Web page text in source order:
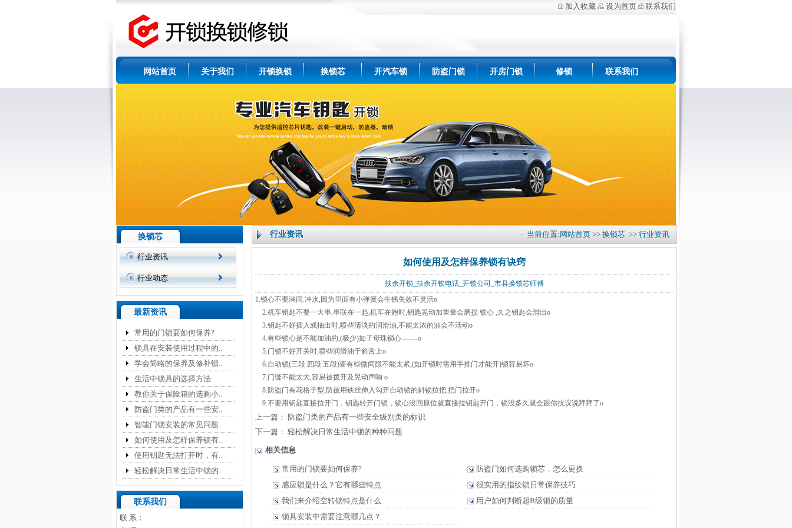
加入收藏 设为首页 联系我们
网站首页 关于我们 开锁换锁 换锁芯 开汽车锁 防盗门锁 开房门锁 修锁 联系我们
换锁芯
行业资讯
行业动态
最新资讯
常用的门锁要如何保养?
锁具在安装使用过程中的..
学会简略的保养及修补锁..
生活中锁具的选择方法
教你关于保险箱的选购小..
防盗门类的产品有一些安..
智能门锁安装的常见问题..
如何使用及怎样保养锁有..
使用钥匙无法打开时，有..
轻松解决日常生活中锁的..
联系我们
联 系：
行业资讯 · 当前位置: 网站首页 >> 换锁芯 >> 行业资讯
如何使用及怎样保养锁有诀窍
扶余开锁_扶余开锁电话_开锁公司_市县换锁芯师傅
1.锁心不要淋雨.冲水,因为里面有小弹簧会生锈失效不灵活o
2.机车钥匙不要一大串,串联在一起,机车在跑时,钥匙晃动加重量会磨损 锁心 ,久之钥匙会滑出o
3.钥匙不好插入或抽出时,喷些清淡的润滑油,不能太浓的油会不活动o
4.有些锁心是不能加油的,(极少)如子母珠锁心-------o
5.门锁不好开关时,喷些润滑油于斜舌上o
6.自动锁(三段.四段.五段)要有些微间隙不能太紧,(如开锁时需用手推门才能开)锁容易坏o
7.门缝不能太大,容易被拨开及晃动声响 o
8.防盗门有花格子型,防被用铁丝伸入勾开自动锁的斜锁拉把,把门拉开o
9.不要用钥匙直接拉开门，钥匙转开门锁，锁心没回原位就直接拉钥匙开门，锁没多久就会跟你抗议说拜拜了o
上一篇：
防盗门类的产品有一些安全级别类的标识
下一篇： 轻松解决日常生活中锁的种种问题
相关信息
常用的门锁要如何保养?
防盗门如何选购锁芯，怎么更换
感应锁是什么？它有哪些特点
很实用的指纹锁日常保养技巧
我们来介绍空转锁特点是什么
用户如何判断超B级锁的质量
锁具安装中需要注意哪几点？